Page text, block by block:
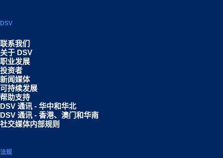
DSV
联系我们
关于 DSV
职业发展
投资者
新闻媒体
可持续发展
帮助支持
DSV 通讯 - 华中和华北
DSV 通讯 - 香港、澳门和华南
社交媒体内部规则
法规